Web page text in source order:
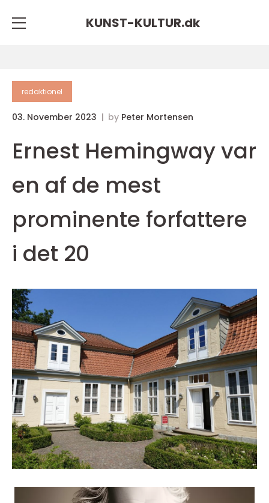
KUNST-KULTUR.dk
redaktionel
03. November 2023 by Peter Mortensen
Ernest Hemingway var
en af de mest
prominente forfattere
i det 20